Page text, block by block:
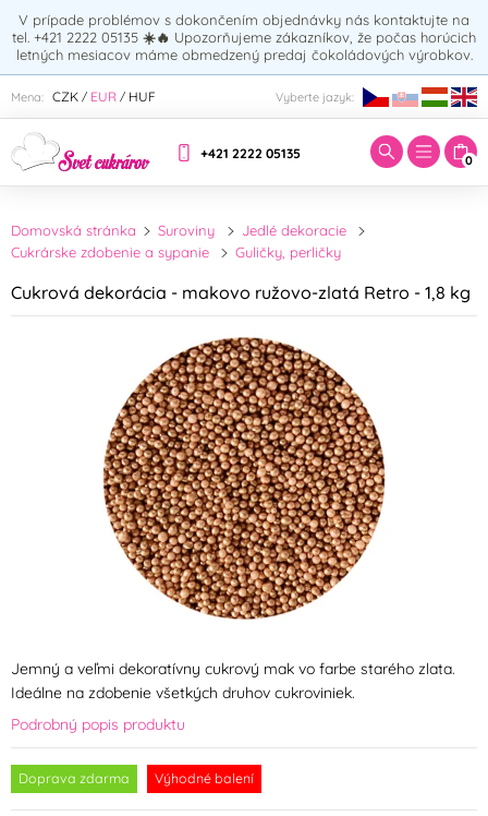
V prípade problémov s dokončením objednávky nás kontaktujte na
tel. +421 2222 05135 ☀️🔥 Upozorňujeme zákazníkov, že počas horúcich
letných mesiacov máme obmedzený predaj čokoládových výrobkov.
Mena: CZK / EUR / HUF Vyberte jazyk:
+421 2222 05135 0
Zadajte hľadaný výraz:
Domovská stránka Suroviny
Jedlé dekoracie
Cukrárske zdobenie a sypanie
Guličky, perličky
Cukrová dekorácia - makovo ružovo-zlatá Retro - 1,8 kg
Jemný a veľmi dekoratívny cukrový mak vo farbe starého zlata.
Ideálne na zdobenie všetkých druhov cukroviniek.
Podrobný popis produktu
Doprava zdarma Výhodné balení